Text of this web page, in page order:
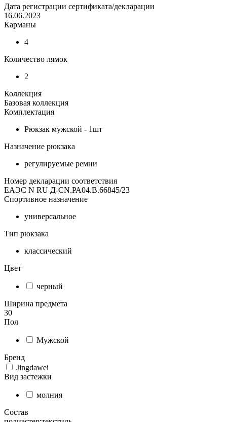
Дата регистрации сертификата/декларации
16.06.2023
Карманы
4
Количество лямок
2
Коллекция
Базовая коллекция
Комплектация
Рюкзак мужской - 1шт
Назначение рюкзака
регулируемые ремни
Номер декларации соответствия
ЕАЭС N RU Д-CN.РА04.В.66845/23
Спортивное назначение
универсальное
Тип рюкзака
классический
Цвет
черный
Ширина предмета
30
Пол
Мужской
Бренд
Jingdawei
Вид застежки
молния
Состав